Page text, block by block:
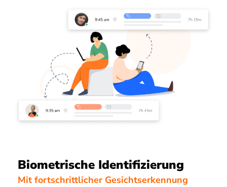
Biometrische Identifizierung
Mit fortschrittlicher Gesichtserkennung